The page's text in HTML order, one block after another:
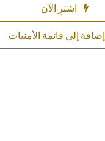
إضافة إلى قائمة الأمنيات